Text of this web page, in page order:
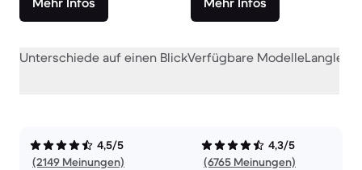
Unterschiede auf einen BlickVerfügbare Modelle
4,5/5
(2149 Meinungen)
4,3/5
(6765 Meinungen)